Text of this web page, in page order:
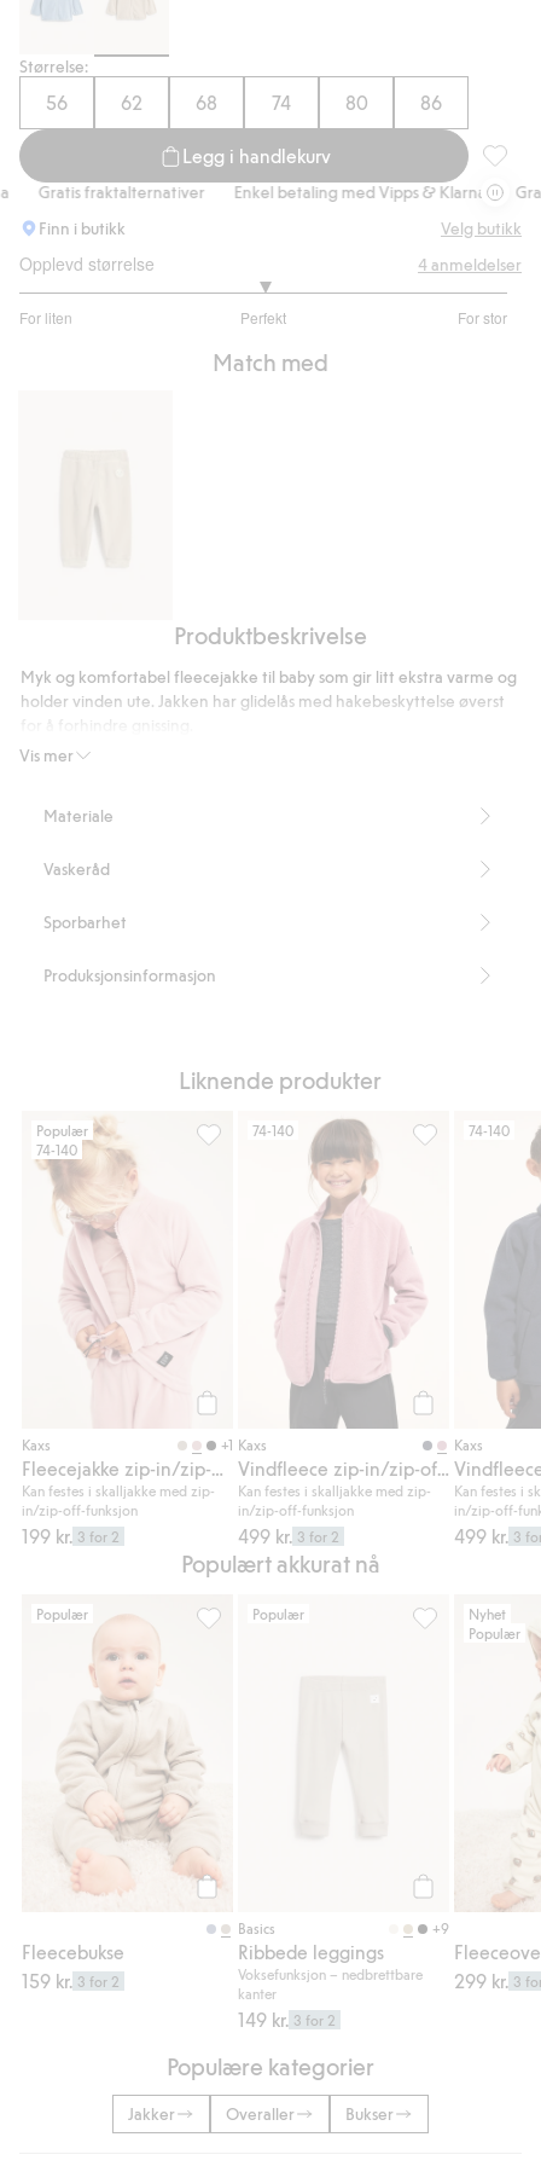
Størrelse:
56 62 68 74 80 86
Legg i handlekurv
Gratis fraktalternativer Enkel betaling med Vipps & Klarna
Gratis
Finn i butikk
Velg butikk
Opplevd størrelse
For liten Perfekt For stor
av
4anmeldelser
Match med
Produktbeskrivelse
Vis mer
Myk og komfortabel fleecejakke til baby som gir litt ekstra varme og
holder vinden ute. Jakken har glidelås med hakebeskyttelse øverst
Inneholder 100 % resirkulert polyester.
Materiale
Vaskeråd
Sporbarhet
Produksjonsinformasjon
Liknende produkter
Populær
74-140
Kaxs +1
Kan festes i skalljakke med zip-
in/zip-off-funksjon
199 kr. 3 for 2
Fleecejakke zip-in/zip-off Kaxs, Legg til i
74-140
Kaxs
Kan festes i skalljakke med zip-
in/zip-off-funksjon
499 kr. 3 for 2
Vindfleece
74-140
Kaxs
Kan festes i
in/zip-off-
499 kr. 3
Populært akkurat nå
Populær
Legg til
Fleecebukse
159 kr. 3 for 2
Populær
Legg til
Basics +9
Ribbede leggings
Voksefunksjon – nedbrettbare
kanter
149 kr. 3 for 2
Ribbede
Nyhet
Populær
299 kr. 3
Populære kategorier
Jakker Overaller Bukser